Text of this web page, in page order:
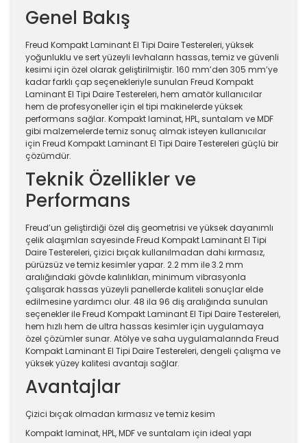
Genel Bakış
Freud Kompakt Laminant El Tipi Daire Testereleri, yüksek
yoğunluklu ve sert yüzeyli levhaların hassas, temiz ve güvenli
kesimi için özel olarak geliştirilmiştir. 160 mm’den 305 mm’ye
kadar farklı çap seçenekleriyle sunulan Freud Kompakt
Laminant El Tipi Daire Testereleri, hem amatör kullanıcılar
hem de profesyoneller için el tipi makinelerde yüksek
performans sağlar. Kompakt laminat, HPL, suntalam ve MDF
gibi malzemelerde temiz sonuç almak isteyen kullanıcılar
için Freud Kompakt Laminant El Tipi Daire Testereleri güçlü bir
çözümdür.
Teknik Özellikler ve
Performans
Freud’un geliştirdiği özel diş geometrisi ve yüksek dayanımlı
çelik alaşımları sayesinde Freud Kompakt Laminant El Tipi
Daire Testereleri, çizici bıçak kullanılmadan dahi kırmasız,
pürüzsüz ve temiz kesimler yapar. 2.2 mm ile 3.2 mm
aralığındaki gövde kalınlıkları, minimum vibrasyonla
çalışarak hassas yüzeyli panellerde kaliteli sonuçlar elde
edilmesine yardımcı olur. 48 ila 96 diş aralığında sunulan
seçenekler ile Freud Kompakt Laminant El Tipi Daire Testereleri,
hem hızlı hem de ultra hassas kesimler için uygulamaya
özel çözümler sunar. Atölye ve saha uygulamalarında Freud
Kompakt Laminant El Tipi Daire Testereleri, dengeli çalışma ve
yüksek yüzey kalitesi avantajı sağlar.
Avantajlar
Çizici bıçak olmadan kırmasız ve temiz kesim
Kompakt laminat, HPL, MDF ve suntalam için ideal yapı